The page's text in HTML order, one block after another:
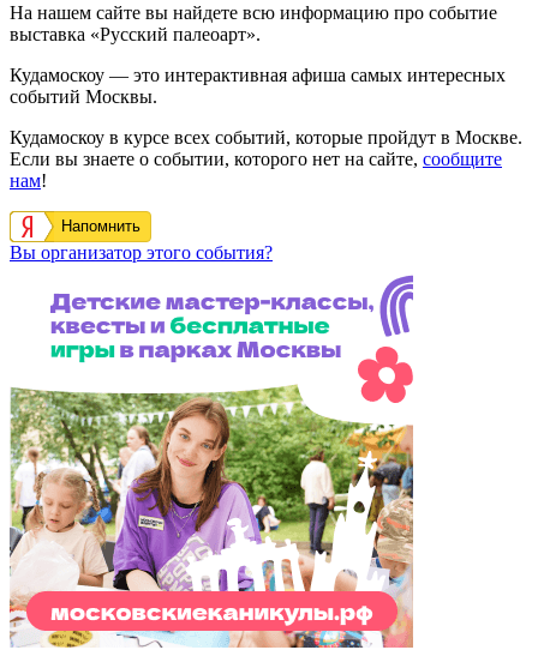
На нашем сайте вы найдете всю информацию про событие
выставка «Русский палеоарт».
Кудамоскоу — это интерактивная афиша самых интересных
событий Москвы.
Кудамоскоу в курсе всех событий, которые пройдут в Москве.
Если вы знаете о событии, которого нет на сайте, сообщите
нам!
Напомнить
Вы организатор этого события?